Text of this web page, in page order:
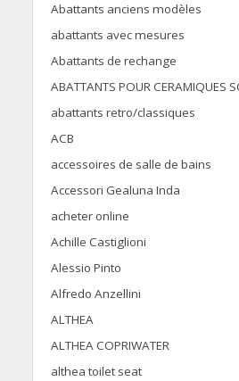
Abattants anciens modèles
abattants avec mesures
Abattants de rechange
ABATTANTS POUR CERAMIQUES
abattants retro/classiques
ACB
accessoires de salle de bains
Accessori Gealuna Inda
acheter online
Achille Castiglioni
Alessio Pinto
Alfredo Anzellini
ALTHEA
ALTHEA COPRIWATER
althea toilet seat